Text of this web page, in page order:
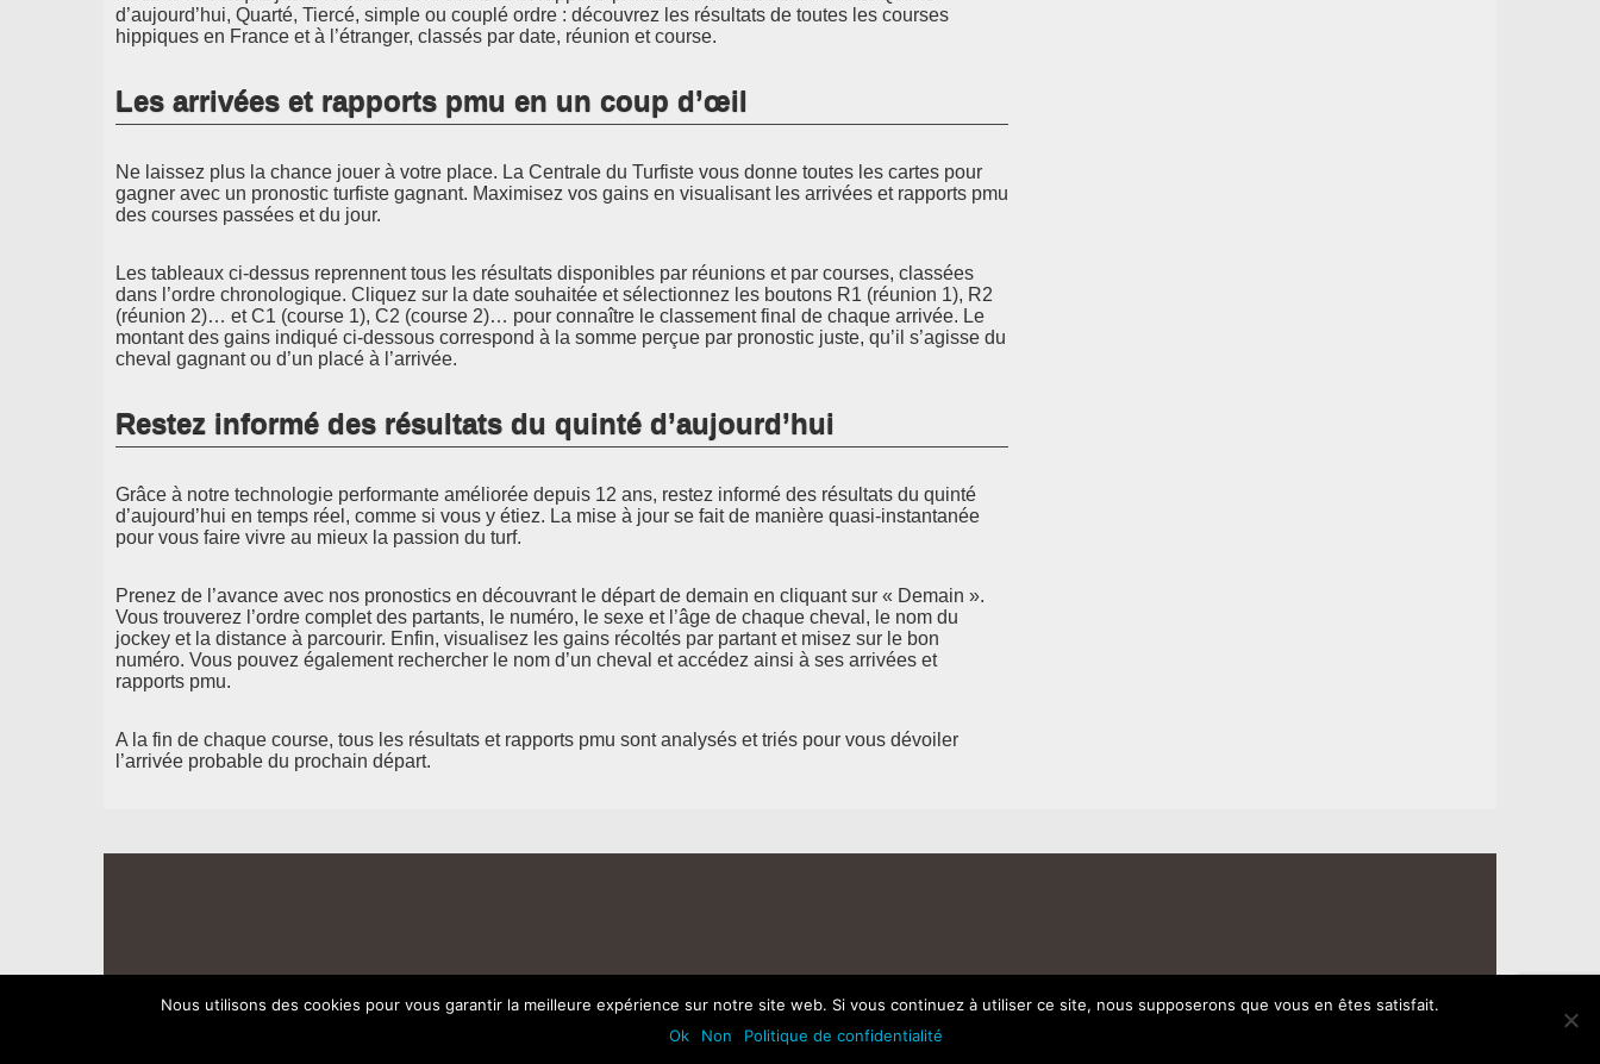
d’aujourd’hui, Quarté, Tiercé, simple ou couplé ordre : découvrez les résultats de toutes les courses
hippiques en France et à l’étranger, classés par date, réunion et course.
Les arrivées et rapports pmu en un coup d’œil
Ne laissez plus la chance jouer à votre place. La Centrale du Turfiste vous donne toutes les cartes pour
gagner avec un pronostic turfiste gagnant. Maximisez vos gains en visualisant les arrivées et rapports pmu
des courses passées et du jour.
Les tableaux ci-dessus reprennent tous les résultats disponibles par réunions et par courses, classées
dans l’ordre chronologique. Cliquez sur la date souhaitée et sélectionnez les boutons R1 (réunion 1), R2
(réunion 2)… et C1 (course 1), C2 (course 2)… pour connaître le classement final de chaque arrivée. Le
montant des gains indiqué ci-dessous correspond à la somme perçue par pronostic juste, qu’il s’agisse du
cheval gagnant ou d’un placé à l’arrivée.
Restez informé des résultats du quinté d’aujourd’hui
Grâce à notre technologie performante améliorée depuis 12 ans, restez informé des résultats du quinté
d’aujourd’hui en temps réel, comme si vous y étiez. La mise à jour se fait de manière quasi-instantanée
pour vous faire vivre au mieux la passion du turf.
Prenez de l’avance avec nos pronostics en découvrant le départ de demain en cliquant sur « Demain ».
Vous trouverez l’ordre complet des partants, le numéro, le sexe et l’âge de chaque cheval, le nom du
jockey et la distance à parcourir. Enfin, visualisez les gains récoltés par partant et misez sur le bon
numéro. Vous pouvez également rechercher le nom d’un cheval et accédez ainsi à ses arrivées et
rapports pmu.
A la fin de chaque course, tous les résultats et rapports pmu sont analysés et triés pour vous dévoiler
l’arrivée probable du prochain départ.
Nous utilisons des cookies pour vous garantir la meilleure expérience sur notre site web. Si vous continuez à utiliser ce site, nous supposerons que vous en êtes satisfait.
Ok
Non Politique de confidentialité